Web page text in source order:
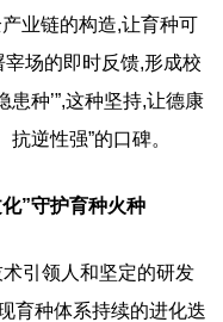
业链的构造,让育种可
场的即时反馈,形成校
患种’”,这种坚持,让德康
逆性强”的口碑。
”守护育种火种
引领人和坚定的研发
育种体系持续的进化迭